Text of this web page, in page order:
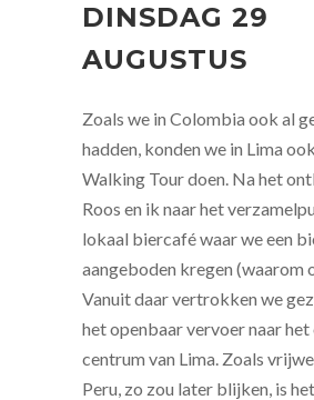
DINSDAG 29
AUGUSTUS
Zoals we in Colombia ook al
hadden, konden we in Lima
Walking Tour doen. Na het
Roos en ik naar het
lokaal biercafé waar we een
aangeboden kregen (waarom
Vanuit daar vertrokken we
het openbaar vervoer naar het
centrum van Lima. Zoals
Peru, zo zou later blijken, is